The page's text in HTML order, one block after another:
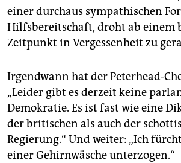
einer durchaus sympathischen
Hilfsbereitschaft, droht ab einem
Zeitpunkt in Vergessenheit zu
Irgendwann hat der Peterhead-
„Leider gibt es derzeit keine
Demokratie. Es ist fast wie eine
der britischen als auch der
Regierung.“ Und weiter: „Ich
einer Gehirnwäsche unterzogen.“